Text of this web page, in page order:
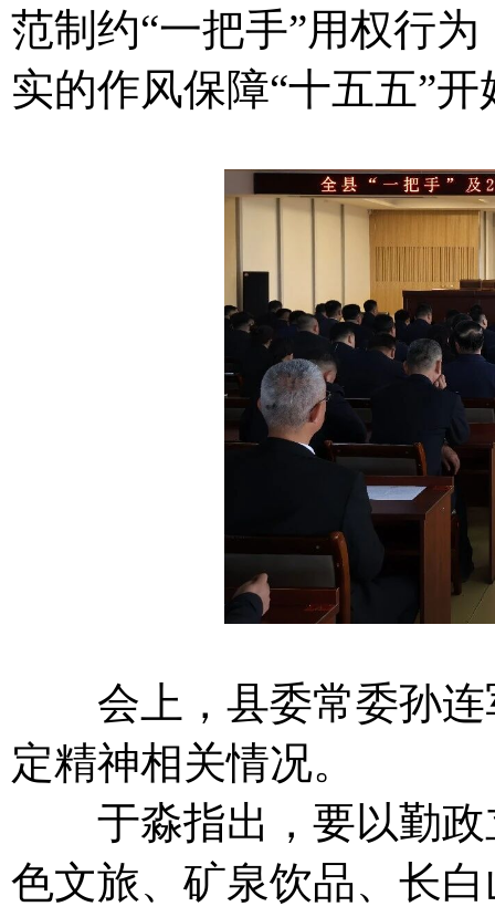
范制约“一把手”用权行
实的作风保障“十五五”
会上，县委常委孙连
定精神相关情况。
于淼指出，要以勤政
色文旅、矿泉饮品、长